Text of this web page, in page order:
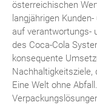
österreichischen
langjährigen
auf verantwortungs-
des Coca-Cola
konsequente
Nachhaltigkeitsziele,
Eine Welt ohne